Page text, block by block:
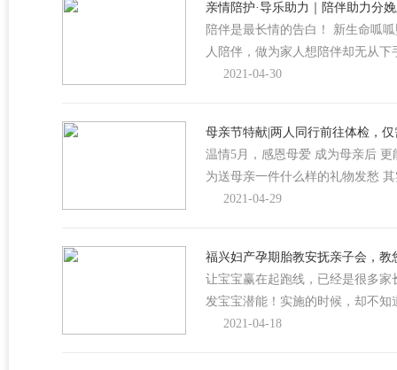
亲情陪护·导乐助力｜陪伴助力分
陪伴是最长情的告白！ 新生命呱
人陪伴，做为家人想陪伴却无从
2021-04-30
母亲节特献|两人同行前往体检，
温情5月，感恩母爱 成为母亲后
为送母亲一件什么样的礼物发愁
2021-04-29
福兴妇产孕期胎教安抚亲子会，教
让宝宝赢在起跑线，已经是很多
发宝宝潜能！实施的时候，却不
2021-04-18